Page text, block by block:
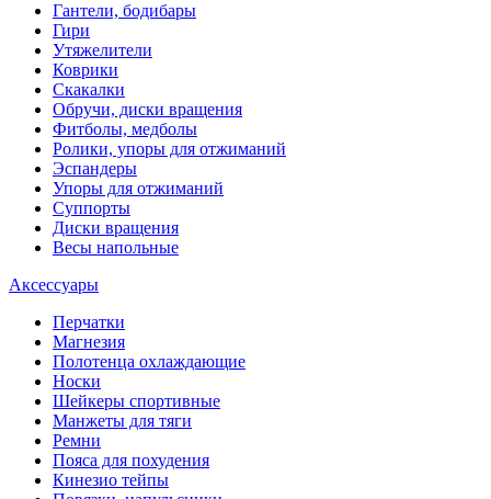
Гантели, бодибары
Гири
Утяжелители
Коврики
Скакалки
Обручи, диски вращения
Фитболы, медболы
Ролики, упоры для отжиманий
Эспандеры
Упоры для отжиманий
Суппорты
Диски вращения
Весы напольные
Аксессуары
Перчатки
Магнезия
Полотенца охлаждающие
Носки
Шейкеры спортивные
Манжеты для тяги
Ремни
Пояса для похудения
Кинезио тейпы